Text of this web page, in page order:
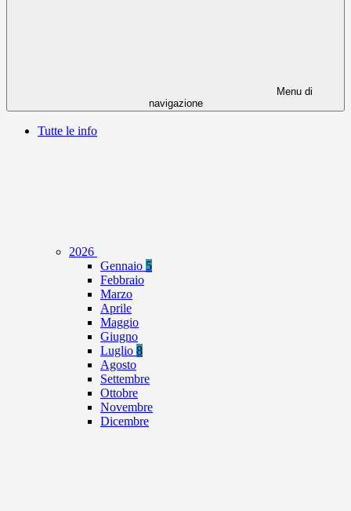
Menu di
navigazione
Tutte le info
2026
Gennaio 5
Febbraio
Marzo
Aprile
Maggio
Giugno
Luglio 8
Agosto
Settembre
Ottobre
Novembre
Dicembre